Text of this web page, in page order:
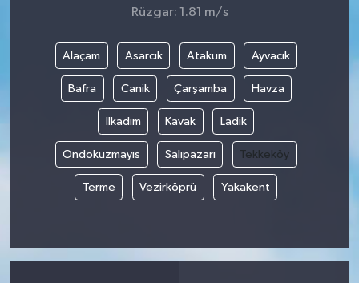
Rüzgar: 1.81 m/s
Alaçam Asarcık Atakum Ayvacık
Bafra Canik Çarşamba Havza
İlkadım Kavak Ladik
Ondokuzmayıs Salıpazarı Tekkeköy
Terme Vezirköprü Yakakent